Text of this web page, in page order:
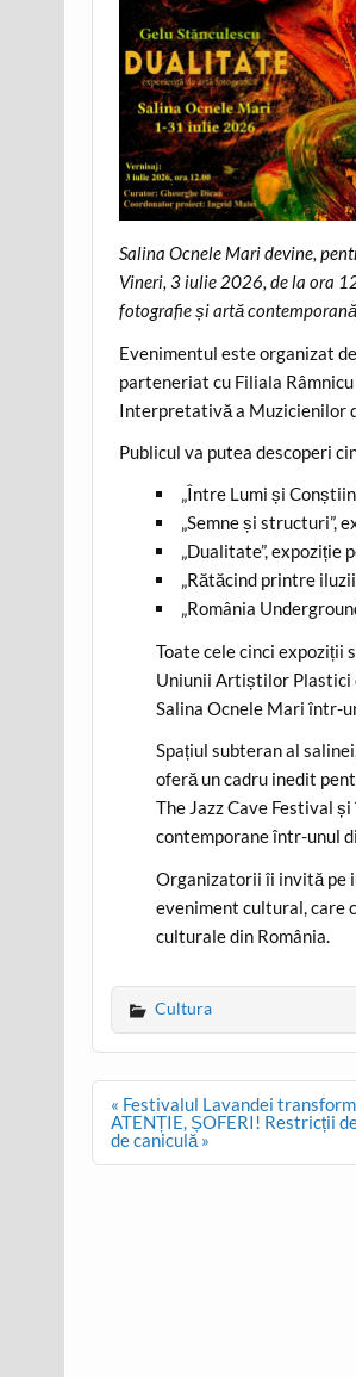
Salina Ocnele Mari devine,
Vineri, 3 iulie 2026, de la ora
fotografie și artă
Evenimentul este organizat
parteneriat cu Filiala
Interpretativă a Muzicienilor
Publicul va putea descoperi
„Între Lumi și
„Semne și structuri”,
„Dualitate”, expoziție
„Rătăcind printre
„România
Toate cele cinci expoziții
Uniunii Artiștilor Plastici
Salina Ocnele Mari într-
Spațiul subteran al
oferă un cadru inedit
The Jazz Cave Festival
contemporane într-unul
Organizatorii îi invită pe
eveniment cultural, care
culturale din România.
Cultura
Post
navigation
« Festivalul Lavandei
ATENȚIE, ȘOFERI! Restricții
de caniculă »